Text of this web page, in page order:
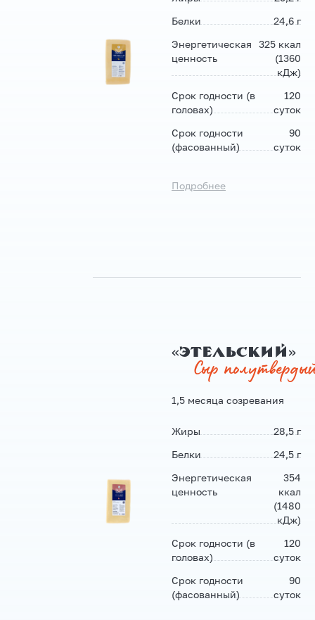
Белки
24,6 г
Энергетическая
ценность
325 ккал
(1360
кДж)
Срок годности (в
головах)
120
суток
Срок годности
(фасованный)
90
суток
Подробнее
«Этельский»
Сыр
1,5 месяца созревания
Жиры
28,5 г
Белки
24,5 г
Энергетическая
ценность
354
ккал
(1480
кДж)
Срок годности (в
головах)
120
суток
Срок годности
(фасованный)
90
суток